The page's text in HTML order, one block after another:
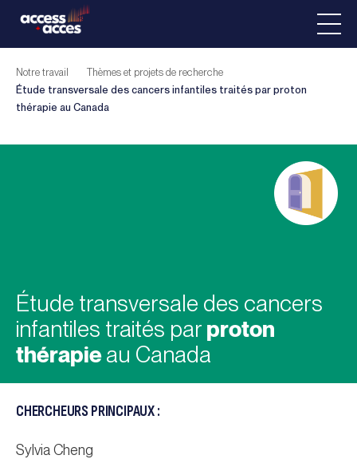
Notre travail
Thèmes et projets de recherche
Étude transversale des cancers infantiles traités par proton
thérapie au Canada
Étude transversale des cancers
infantiles traités par proton
thérapieau Canada
CHERCHEURS PRINCIPAUX :
Sylvia Cheng